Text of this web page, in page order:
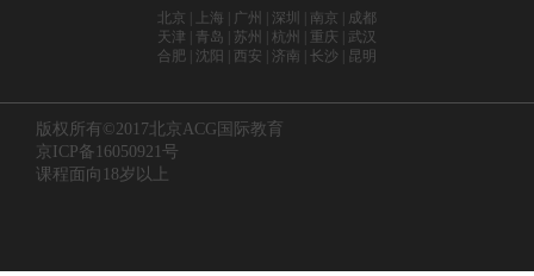
北京 | 上海 | 广州 | 深圳 | 南京 | 成都
天津 | 青岛 | 苏州 | 杭州 | 重庆 | 武汉
合肥 | 沈阳 | 西安 | 济南 | 长沙 | 昆明
版权所有©2017北京ACG国际教育
京ICP备16050921号
课程面向18岁以上